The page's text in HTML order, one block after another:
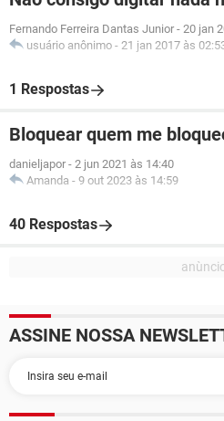
Fernando Ferreira Dantas Junior - 20 jan
usuário anônimo - 21 jan 2017 às
1 Respostas
Bloquear quem me
danieljapor - 2 jun 2021 às 14:40
Amanda - 9 out 2023 às 14:59
40 Respostas
ASSINE NOSSA